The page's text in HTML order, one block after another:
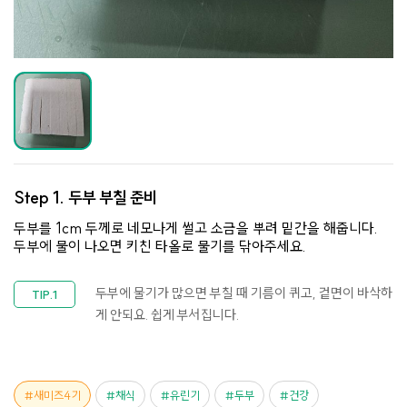
Step 1. 두부 부칠 준비
두부를 1cm 두께로 네모나게 썰고 소금을 뿌려 밑간을 해줍니다.
두부에 물이 나오면 키친 타올로 물기를 닦아주세요.
두부에 물기가 많으면 부칠 때 기름이 퀴고, 겉면이 바삭하
게 안되요. 쉽게 부서집니다.
새미즈4기 채식 유린기 두부 건강